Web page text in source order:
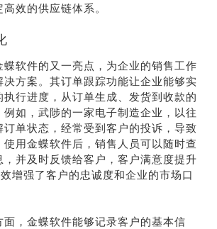
效的供应链体系。
软件的又一亮点，为企业的销售工作
方案。其订单跟踪功能让企业能够实
执行进度，从订单生成、发货到收款的
如，武陟的一家电子制造企业，以往
订单状态，经常受到客户的投诉，导致
用金蝶软件后，销售人员可以随时查
并及时反馈给客户，客户满意度提升
增强了客户的忠诚度和企业的市场口
，金蝶软件能够记录客户的基本信